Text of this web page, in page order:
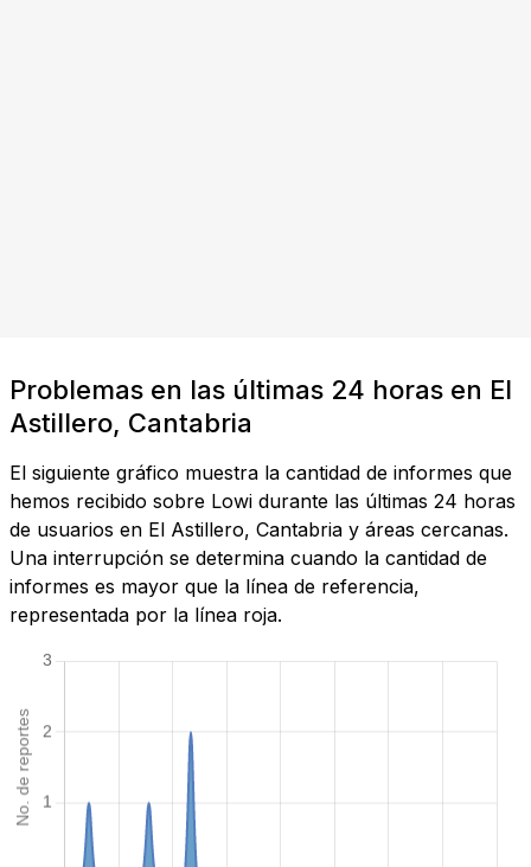
Problemas en las últimas 24 horas en El
Astillero, Cantabria
El siguiente gráfico muestra la cantidad de informes que
hemos recibido sobre Lowi durante las últimas 24 horas
de usuarios en El Astillero, Cantabria y áreas cercanas.
Una interrupción se determina cuando la cantidad de
informes es mayor que la línea de referencia,
representada por la línea roja.